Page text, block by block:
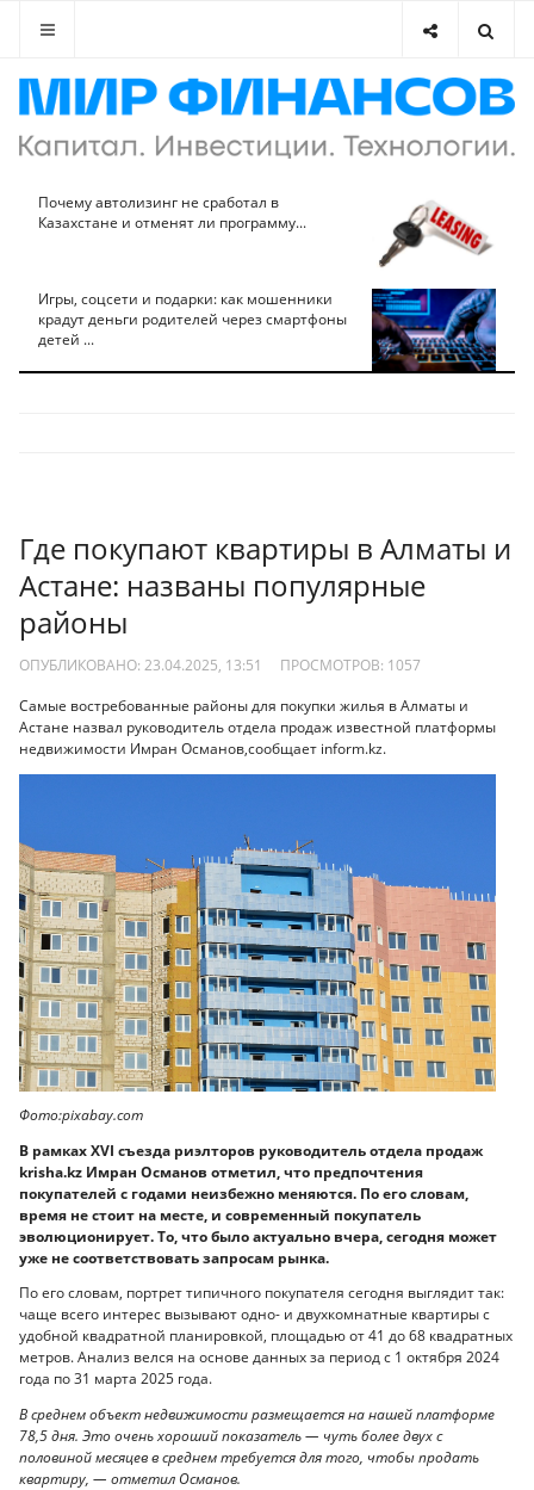
Почему автолизинг не сработал в
Казахстане и отменят ли программу...
Игры, соцсети и подарки: как мошенники
крадут деньги родителей через смартфоны
детей ...
Где покупают квартиры в Алматы и
Астане: названы популярные
районы
ОПУБЛИКОВАНО: 23.04.2025, 13:51 ПРОСМОТРОВ: 1057
Самые востребованные районы для покупки жилья в Алматы и
Астане назвал руководитель отдела продаж известной платформы
недвижимости Имран Османов,сообщает inform.kz.
Фото:pixabay.com
В рамках XVI съезда риэлторов руководитель отдела продаж
krisha.kz Имран Османов отметил, что предпочтения
покупателей с годами неизбежно меняются. По его словам,
время не стоит на месте, и современный покупатель
эволюционирует. То, что было актуально вчера, сегодня может
уже не соответствовать запросам рынка.
По его словам, портрет типичного покупателя сегодня выглядит так:
чаще всего интерес вызывают одно- и двухкомнатные квартиры с
удобной квадратной планировкой, площадью от 41 до 68 квадратных
метров. Анализ велся на основе данных за период с 1 октября 2024
года по 31 марта 2025 года.
В среднем объект недвижимости размещается на нашей платформе
78,5 дня. Это очень хороший показатель — чуть более двух с
половиной месяцев в среднем требуется для того, чтобы продать
квартиру, — отметил Османов.